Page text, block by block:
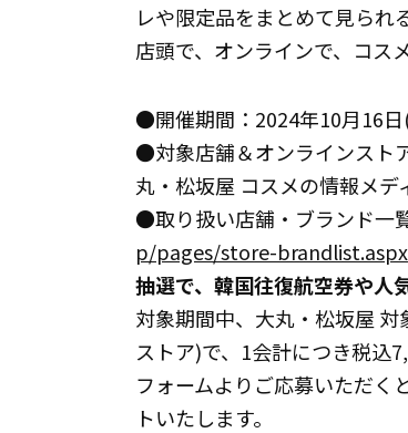
レや限定品をまとめて見られ
店頭で、オンラインで、コス
●開催期間：2024年10月16
●対象店舗＆オンラインスト
丸・松坂屋 コスメの情報メ
●取り扱い店舗・ブランド一
p/pages/store-brandlist.aspx
抽選で、韓国往復航空券や人
対象期間中、大丸・松坂屋
ストア)で、1会計につき税込
フォームよりご応募いただく
トいたします。